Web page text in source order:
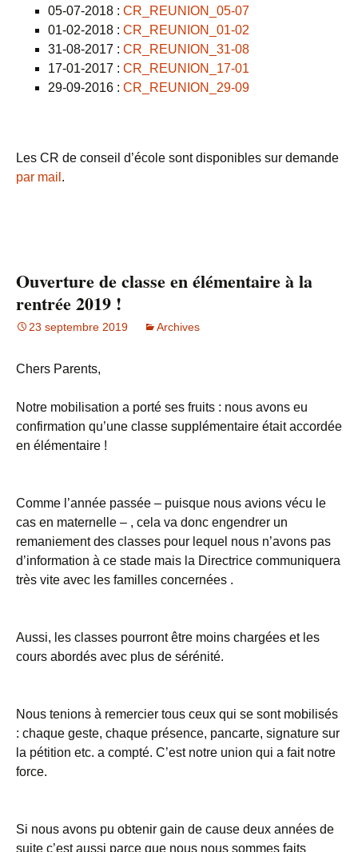
05-07-2018 : CR_REUNION_05-07
01-02-2018 : CR_REUNION_01-02
31-08-2017 : CR_REUNION_31-08
17-01-2017 : CR_REUNION_17-01
29-09-2016 : CR_REUNION_29-09
Les CR de conseil d’école sont disponibles sur demande
par mail .
Ouverture de classe en élémentaire à la
rentrée 2019 !
23 septembre 2019 Archives
Chers Parents,
Notre mobilisation a porté ses fruits : nous avons eu
confirmation qu’une classe supplémentaire était accordée
en élémentaire !
Comme l’année passée – puisque nous avions vécu le
cas en maternelle – , cela va donc engendrer un
remaniement des classes pour lequel nous n’avons pas
d’information à ce stade mais la Directrice communiquera
très vite avec les familles concernées .
Aussi, les classes pourront être moins chargées et les
cours abordés avec plus de sérénité.
Nous tenions à remercier tous ceux qui se sont mobilisés
: chaque geste, chaque présence, pancarte, signature sur
la pétition etc. a compté. C’est notre union qui a fait notre
force.
Si nous avons pu obtenir gain de cause deux années de
suite c’est aussi parce que nous nous sommes faits